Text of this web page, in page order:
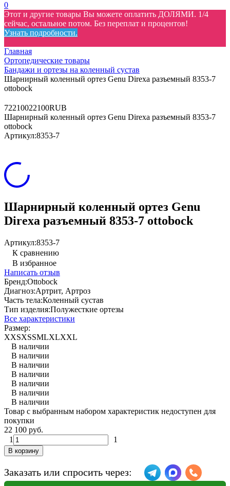
0
Этот и другие товары Вы можете оплатить ДОЛЯМИ. 1/4
сейчас, остальное потом. Без переплат и процентов!
Узнать подробности.
Главная
Ортопедические товары
Бандажи и ортезы на коленный сустав
Шарнирный коленный ортез Genu Direxa разъемный 8353-7
ottobock
72210022100RUB
Шарнирный коленный ортез Genu Direxa разъемный 8353-7
ottobock
Артикул:8353-7
Шарнирный коленный ортез Genu
Direxa разъемный 8353-7 ottobock
Артикул:8353-7
К сравнению
В избранное
Написать отзыв
Бренд:Ottobock
Диагноз:Артрит, Артроз
Часть тела:Коленный сустав
Тип изделия:Полужесткие ортезы
Все характеристики
Размер:
XXSXSSMLXLXXL
В наличии
В наличии
В наличии
В наличии
В наличии
В наличии
В наличии
Товар с выбранным набором характеристик недоступен для
покупки
22 100 руб.
1
1
В корзину
Заказать или спросить через: